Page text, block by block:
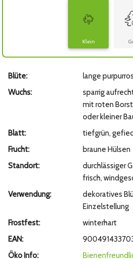
Klein
Blüte:
lange
Wuchs:
sparrig
mit roten
oder kleiner
Blatt:
tiefgrün,
Frucht:
braune Hülsen
Standort:
durchlässiger
frisch,
Verwendung:
dekoratives
Einzelstellung
Frostfest:
winterhart
EAN:
Öko Info: